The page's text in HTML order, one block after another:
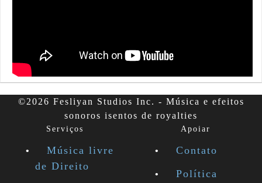
©2026 Fesliyan Studios Inc. - Música e efeitos
sonoros isentos de royalties
Serviços
Música livre
de Direito
Apoiar
Contato
Política